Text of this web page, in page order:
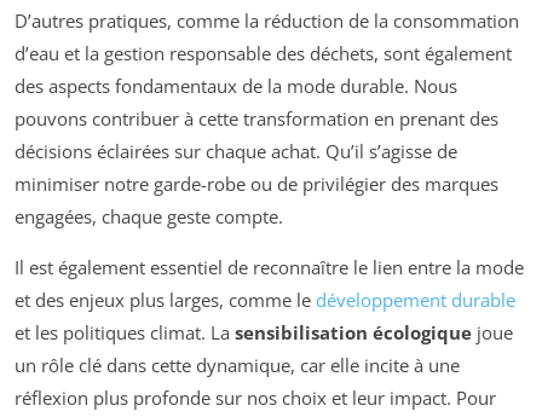
D’autres pratiques, comme la réduction de la consommation
d’eau et la gestion responsable des déchets, sont également
des aspects fondamentaux de la mode durable. Nous
pouvons contribuer à cette transformation en prenant des
décisions éclairées sur chaque achat. Qu’il s’agisse de
minimiser notre garde-robe ou de privilégier des marques
engagées, chaque geste compte.
Il est également essentiel de reconnaître le lien entre la mode
et des enjeux plus larges, comme le développement durable
et les politiques climat. La sensibilisation écologique joue
un rôle clé dans cette dynamique, car elle incite à une
réflexion plus profonde sur nos choix et leur impact. Pour